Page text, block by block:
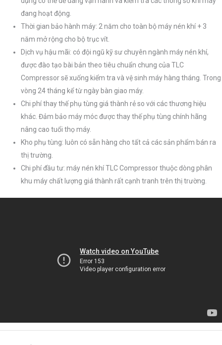
đang hoạt động.
Thời gian bảo hành máy: 2 năm cho toàn bộ máy nén khí + 3
năm mở rộng cho bộ trục vít.
Dịch vụ hậu mãi: có đội ngũ kỹ sư chuyên ngành máy nén khí,
được đào tạo bài bản theo tiêu chuẩn chung của TLC
Compressor sẽ xuống kiểm tra và vệ sinh máy hàng tháng. Trong
vòng 24 tháng kể từ ngày bàn giao máy.
Chi phí thay thế phụ tùng giá thành rẻ so với các thương hiệu
khác. Đảm bảo máy móc được thay thế phụ tùng chính hãng
nâng cao tuổi thọ máy.
Kho phụ tùng: luôn có sẵn hàng cho tất cả các sản phẩm bán ra
thị trường.
Chi phí đầu tư: máy nén khí TLC Compressor thuộc dòng phân
khu máy chất lượng giá thành rất cạnh tranh trên thị trường.